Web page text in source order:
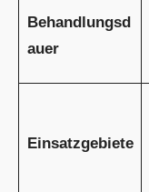
Behandlungsd
auer
Einsatzgebiete